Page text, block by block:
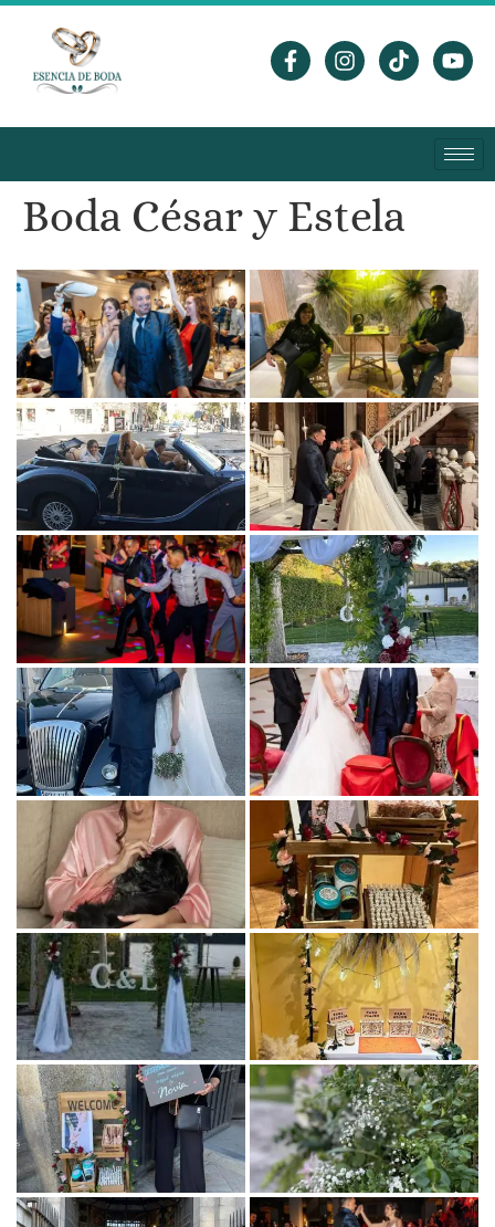
Boda César y Estela